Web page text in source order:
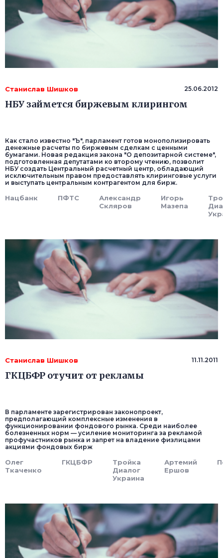
Станислав Шишков 25.06.2012
НБУ займется биржевым клирингом
Как стало известно "Ъ", парламент готов монополизировать
денежные расчеты по биржевым сделкам с ценными
бумагами. Новая редакция закона "О депозитарной системе",
подготовленная депутатами ко второму чтению, позволит
НБУ создать Центральный расчетный центр, обладающий
исключительным правом предоставлять клиринговые услуги
и выступать центральным контрагентом для бирж.
Нацбанк ПФТС
Александр
Скляров
Игорь
Мазепа
Станислав Шишков 11.11.2011
ГКЦБФР отучит от рекламы
В парламенте зарегистрирован законопроект,
предполагающий комплексные изменения в
функционировании фондового рынка. Среди наиболее
болезненных норм — усиление мониторинга за рекламой
профучастников рынка и запрет на владение физлицами
акциями фондовых бирж
Олег
Ткаченко
ГКЦБФР
Тройка
Диалог
Украина
Артемий
Ершов